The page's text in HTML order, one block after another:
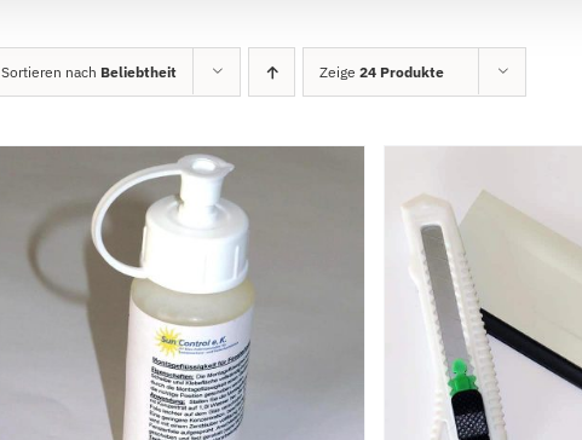
Sortieren nach Beliebtheit Zeige24 Produkte